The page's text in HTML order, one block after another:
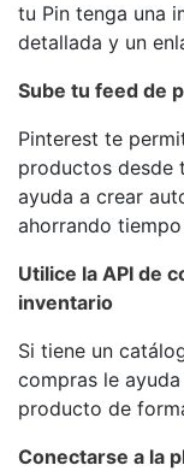
tu Pin tenga una
detallada y un
Sube tu feed de
Pinterest te
productos desde
ayuda a crear
ahorrando
Utilice la API de
inventario
Si tiene un
compras le
producto de
Conectarse a la